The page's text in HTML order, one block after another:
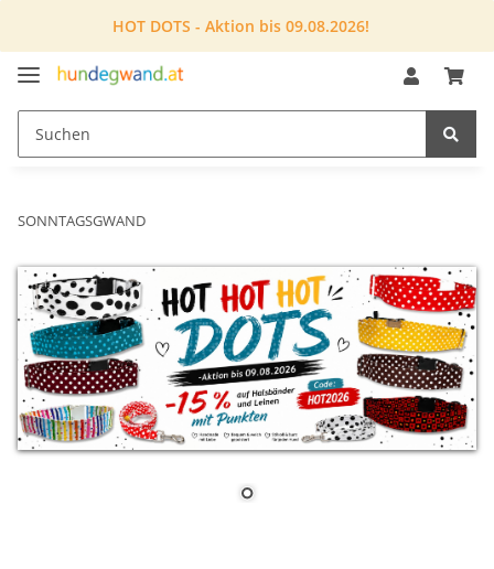
HOT DOTS - Aktion bis 09.08.2026!
SONNTAGSGWAND